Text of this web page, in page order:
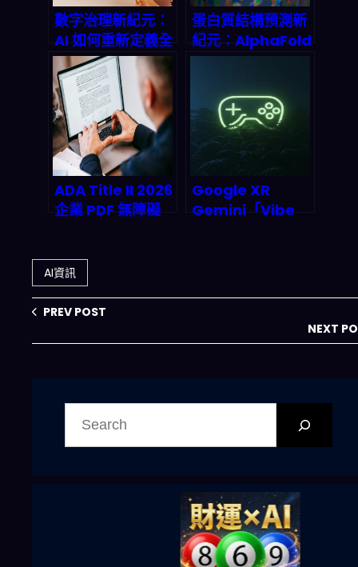
數字治理新紀元：
AI 如何重新定義全
球數據主權與跨國
合作框架
蛋白質結構預測新
紀元：AlphaFold
3 如何顛覆藥物研
ADA Title II 2026
企業 PDF 無障礙
Engine PREP 平
台如何用 AI 扭轉
時間與成本劣勢？
Google XR
Gemini「Vibe
AI資訊
PREV POST
NEXT